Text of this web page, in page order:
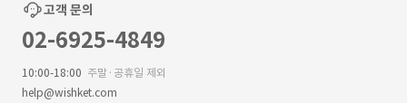
고객 문의
02-6925-4849
10:00-18:00 주말·공휴일 제외
help@wishket.com